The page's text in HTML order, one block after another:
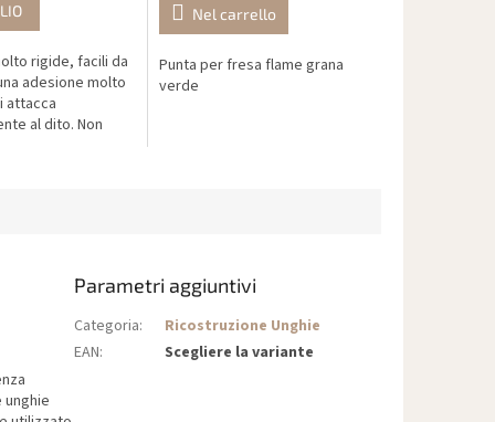
rigide, facili da
adesione molto
attacca
al dito. Non
Nel carrello
Punta per fresa flame grana
verde
Parametri aggiuntivi
Categoria:
Ricostruzione Unghie
EAN: Scegliere la variante